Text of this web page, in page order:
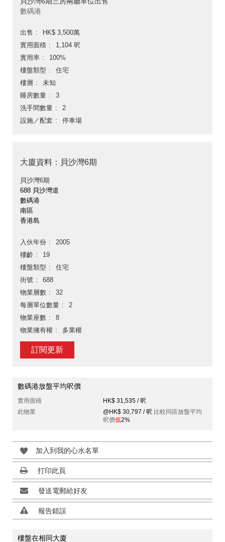
數碼港
出售
HK$ 3,500萬
實用面積
1,104 呎
實用率
100%
樓盤類型
住宅
樓層
未知
睡房數量
3
洗手間數量
2
設施／配套
停車場
大廈資料：貝沙灣6期
貝沙灣6期
688 貝沙灣道
數碼港
南區
香港島
入伙年份
2005
樓齡
19
樓盤類型
住宅
街號
688
物業層數
32
每層單位數量
2
物業座數
8
物業擁有權
多業權
訂閱更新
數碼港放盤平均呎價
實用面積
HK$ 31,535 / 呎
此物業
@HK$ 30,797 / 呎 比較同區放盤平均
呎價低2%
加入到我的心水名單
打印此頁
發送電郵給好友
報告錯誤
樓盤在相同大廈